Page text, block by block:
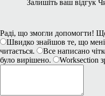
Залишіть ваш відгук
Раді, що змогли допомогти!
Швидко знайшов те, що мені
читається.
Все написано
було вирішено.
Worksection